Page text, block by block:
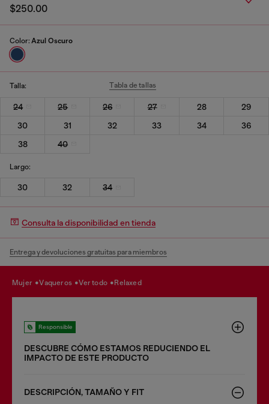
$250.00
Color: Azul Oscuro
Talla: Tabla de tallas
24 25 26 27 28
29
30
31 32 33 34
36
38
40
Largo:
30 32 34
Consulta la disponibilidad en tienda
Entrega y devoluciones gratuitas para miembros
mujer vaqueros ver todo relaxed
Responsible
DESCUBRE CÓMO ESTAMOS REDUCIENDO EL
IMPACTO DE ESTE PRODUCTO
DESCRIPCIÓN, TAMAÑO Y FIT